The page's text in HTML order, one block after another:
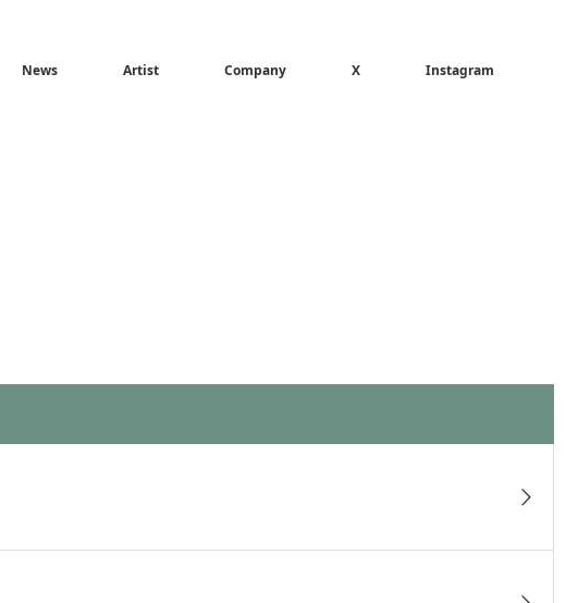
News Artist Company X Instagram